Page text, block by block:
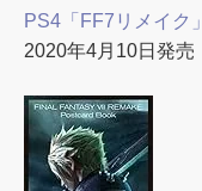
PS4「FF7リメイク」
2020年4月10日発売